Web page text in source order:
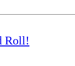
Roll!